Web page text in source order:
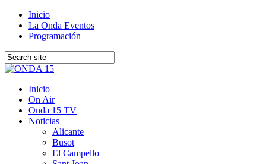
Inicio
La Onda Eventos
Programación
Inicio
On Air
Onda 15 TV
Noticias
Alicante
Busot
El Campello